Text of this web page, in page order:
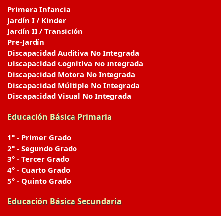
Primera Infancia
Jardín I / Kinder
Jardín II / Transición
Pre-Jardín
Discapacidad Auditiva No Integrada
Discapacidad Cognitiva No Integrada
Discapacidad Motora No Integrada
Discapacidad Múltiple No Integrada
Discapacidad Visual No Integrada
Educación Básica Primaria
1° - Primer Grado
2° - Segundo Grado
3° - Tercer Grado
4° - Cuarto Grado
5° - Quinto Grado
Educación Básica Secundaria